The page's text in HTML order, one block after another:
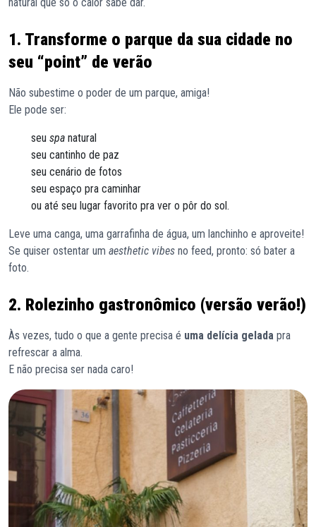
1. Transforme o parque da sua cidade no
seu “point” de verão
Não subestime o poder de um parque, amiga!
Ele pode ser:
seu spa natural
seu cantinho de paz
seu cenário de fotos
seu espaço pra caminhar
ou até seu lugar favorito pra ver o pôr do sol.
Leve uma canga, uma garrafinha de água, um lanchinho e aproveite!
Se quiser ostentar um aesthetic vibes no feed, pronto: só bater a
foto.
2. Rolezinho gastronômico (versão verão!)
Às vezes, tudo o que a gente precisa é uma delícia gelada pra
refrescar a alma.
E não precisa ser nada caro!